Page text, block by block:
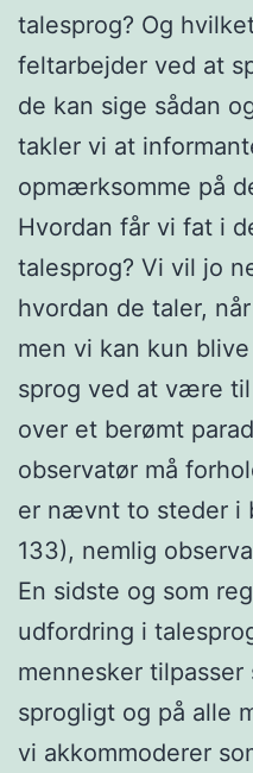
talesprog? Og
feltarbejder ved at
de kan sige sådan
takler vi at
opmærksomme på
Hvordan får vi fat i
talesprog? Vi vil jo
hvordan de taler,
men vi kan kun
sprog ved at være
over et berømt
observatør må
er nævnt to steder i
133), nemlig
En sidste og som
udfordring i
mennesker
sprogligt og på alle
vi akkommoderer